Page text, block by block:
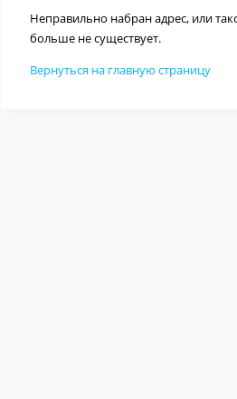
Неправильно набран адрес, или
больше не существует.
Вернуться на главную страницу